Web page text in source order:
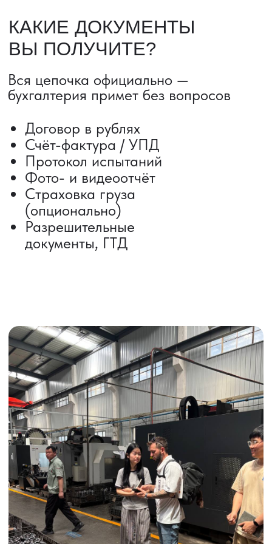
ВЫКУП ТОВАРОВ ИЗ КИТАЯ
Выкуп от 1 000 000 ₽
Выкуп с Alibaba
ИНДИВИДУАЛЬНЫЕ УСЛУГИ
Выгодные условия
Сертификация грузов
Консолидация грузов
Сопровождение грузов
Таможенное оформление
Страхование груза
Временное хранение
Организация производства
Проверка качества товара
Оплата и переговоры
с поставщиком
Инспекция поставщика
Получить консультацию
Сроки от 5 дней
Авиадоставка
Сборный груз
Железнодорожные перевозки
Автогрузоперевозки
Контейнерные перевозки
Доставка образцов
Получить консультацию